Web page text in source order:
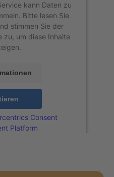
kann Daten zu
Bitte lesen Sie
stimmen Sie der
zu, um diese Inhalte
Consent
Platform